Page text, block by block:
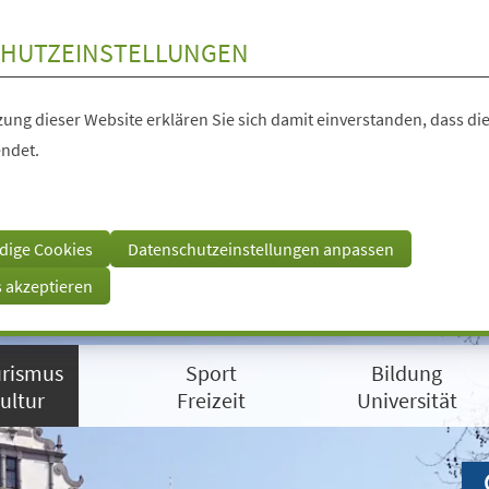
dieser Website erklären Sie sich damit einverstanden, dass
Cookies
Datenschutzeinstellungen anpassen
akzeptieren
Sport
Freizeit
Bildung
Universität